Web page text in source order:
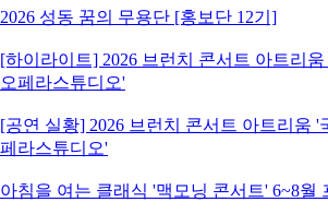
2026 성동 꿈의 무용단 [홍보단 12기]
[하이라이트] 2026 브런치 콘서트 아트리
오페라스튜디오'
[공연 실황] 2026 브런치 콘서트 아트리움 '
페라스튜디오'
아침을 여는 클래식 '맥모닝 콘서트' 6~8월